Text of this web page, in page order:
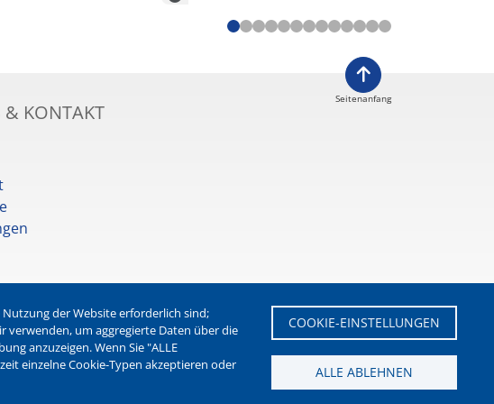
& KONTAKT
Newsletter der Stadt Waltrop
Seitenanfang
der Website erforderlich sind;
verwenden, um aggregierte Daten über die
anzuzeigen. Wenn Sie "ALLE
einzelne Cookie-Typen akzeptieren oder
COOKIE-EINSTELLUNGEN
ALLE ABLEHNEN